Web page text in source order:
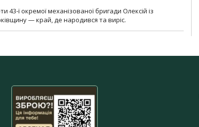
43-ї окремої механізованої бригади Олексій із
— край, де народився та виріс.